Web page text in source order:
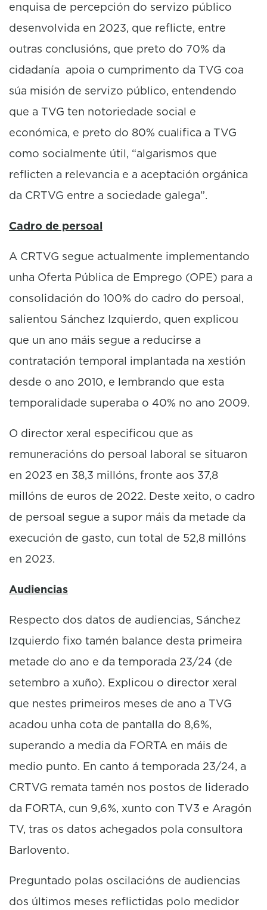
enquisa de percepción do servizo público
desenvolvida en 2023, que reflicte, entre
outras conclusións, que preto do 70% da
cidadanía apoia o cumprimento da TVG coa
súa misión de servizo público, entendendo
que a TVG ten notoriedade social e
económica, e preto do 80% cualifica a TVG
como socialmente útil, “algarismos que
reflicten a relevancia e a aceptación orgánica
da CRTVG entre a sociedade galega”.
Cadro de persoal
A CRTVG segue actualmente implementando
unha Oferta Pública de Emprego (OPE) para a
consolidación do 100% do cadro do persoal,
salientou Sánchez Izquierdo, quen explicou
que un ano máis segue a reducirse a
contratación temporal implantada na xestión
desde o ano 2010, e lembrando que esta
temporalidade superaba o 40% no ano 2009.
O director xeral especificou que as
remuneracións do persoal laboral se situaron
en 2023 en 38,3 millóns, fronte aos 37,8
millóns de euros de 2022. Deste xeito, o cadro
de persoal segue a supor máis da metade da
execución de gasto, cun total de 52,8 millóns
en 2023.
Audiencias
Respecto dos datos de audiencias, Sánchez
Izquierdo fixo tamén balance desta primeira
metade do ano e da temporada 23/24 (de
setembro a xuño). Explicou o director xeral
que nestes primeiros meses de ano a TVG
acadou unha cota de pantalla do 8,6%,
superando a media da FORTA en máis de
medio punto. En canto á temporada 23/24, a
CRTVG remata tamén nos postos de liderado
da FORTA, cun 9,6%, xunto con TV3 e Aragón
TV, tras os datos achegados pola consultora
Barlovento.
Preguntado polas oscilacións de audiencias
dos últimos meses reflictidas polo medidor